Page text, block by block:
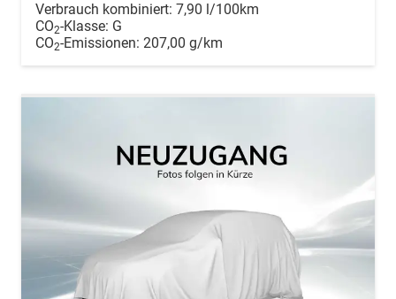
Verbrauch kombiniert: 7,90 l/100km
CO2-Klasse: G
CO2-Emissionen: 207,00 g/km